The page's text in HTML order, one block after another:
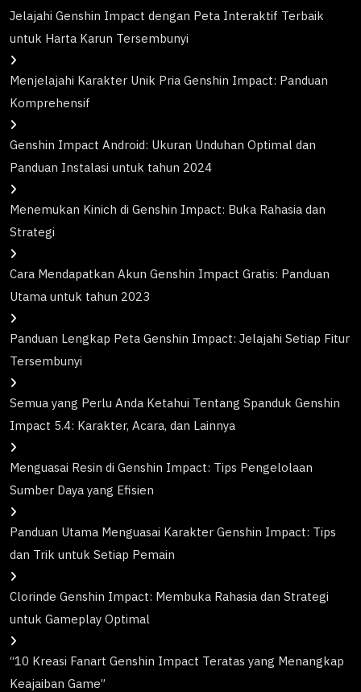
Jelajahi Genshin Impact dengan Peta Interaktif Terbaik
untuk Harta Karun Tersembunyi
Menjelajahi Karakter Unik Pria Genshin Impact: Panduan
Komprehensif
Genshin Impact Android: Ukuran Unduhan Optimal dan
Panduan Instalasi untuk tahun 2024
Menemukan Kinich di Genshin Impact: Buka Rahasia dan
Strategi
Cara Mendapatkan Akun Genshin Impact Gratis: Panduan
Utama untuk tahun 2023
Panduan Lengkap Peta Genshin Impact: Jelajahi Setiap Fitur
Tersembunyi
Semua yang Perlu Anda Ketahui Tentang Spanduk Genshin
Impact 5.4: Karakter, Acara, dan Lainnya
Menguasai Resin di Genshin Impact: Tips Pengelolaan
Sumber Daya yang Efisien
Panduan Utama Menguasai Karakter Genshin Impact: Tips
dan Trik untuk Setiap Pemain
Clorinde Genshin Impact: Membuka Rahasia dan Strategi
untuk Gameplay Optimal
“10 Kreasi Fanart Genshin Impact Teratas yang Menangkap
Keajaiban Game”